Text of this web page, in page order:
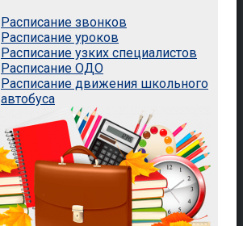
Расписание звонков
Расписание уроков
Расписание узких специалистов
Расписание ОДО
Расписание движения школьного
автобуса